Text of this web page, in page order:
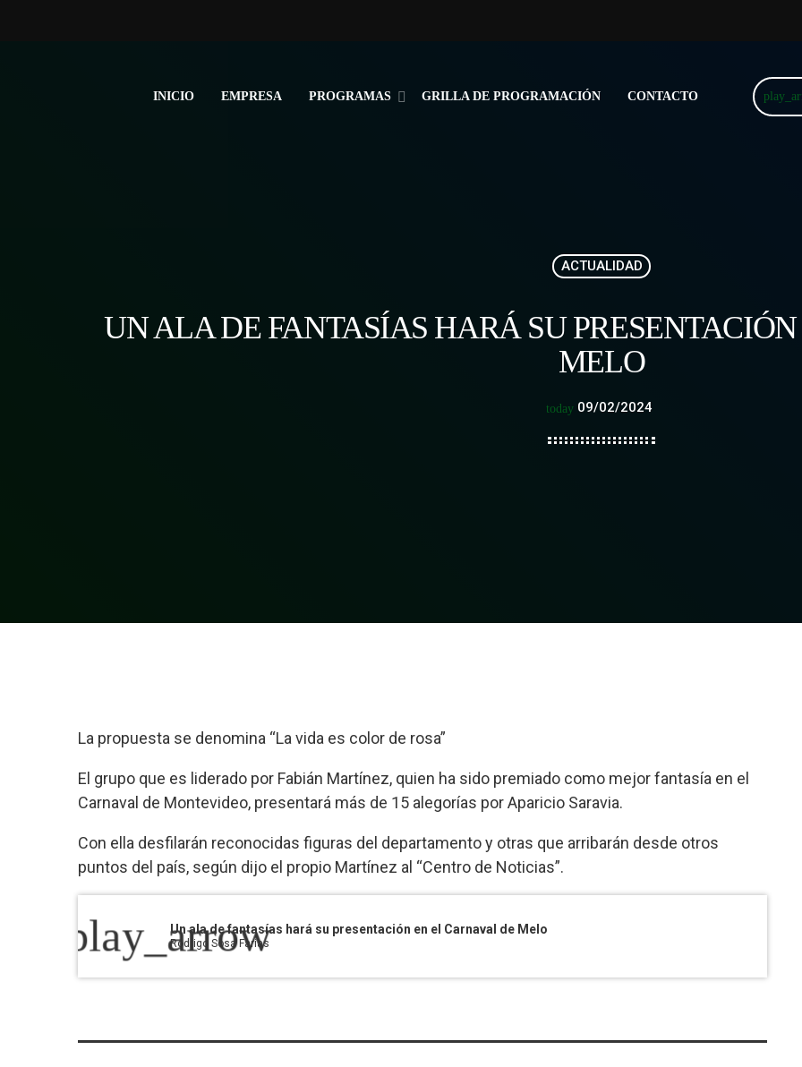
INICIO EMPRESA PROGRAMAS GRILLA DE PROGRAMACIÓN CONTACTO
ACTUALIDAD
UN ALA DE FANTASÍAS HARÁ SU
MELO
today 09/02/2024
La propuesta se denomina “La vida es color de rosa”
El grupo que es liderado por Fabián Martínez, quien ha sido premiado como mejor fantasía en el
Carnaval de Montevideo, presentará más de 15 alegorías por Aparicio Saravia.
Con ella desfilarán reconocidas figuras del departamento y otras que arribarán desde otros
puntos del país, según dijo el propio Martínez al “Centro de Noticias”.
play_arrow
Un ala de fantasías hará su presentación en el Carnaval de Melo
Rodrigo Sosa Farias